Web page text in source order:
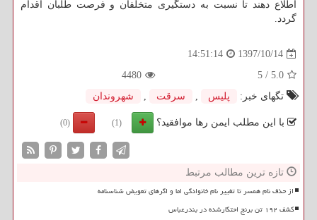
اطلاع دهند تا نسبت به دستگیری متخلفان و فرصت طلبان اقدام
گردد.
1397/10/14
14:51:14
5.0
/
5
4480
تگهای خبر:
پلیس , سرقت , شهروندان
با این مطلب ایمن رها موافقید؟ (1)
(0)
تازه ترین مطالب مرتبط
از حذف نام همسر تا تغییر نام خانوادگی اما و اگرهای تعویض شناسنامه
کشف ۱۹۲ تن برنج احتکارشده در بندرعباس